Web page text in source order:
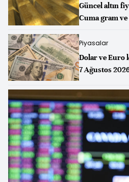
Güncel altın
Cuma gram ve
Piyasalar
Dolar ve Euro
7 Ağustos